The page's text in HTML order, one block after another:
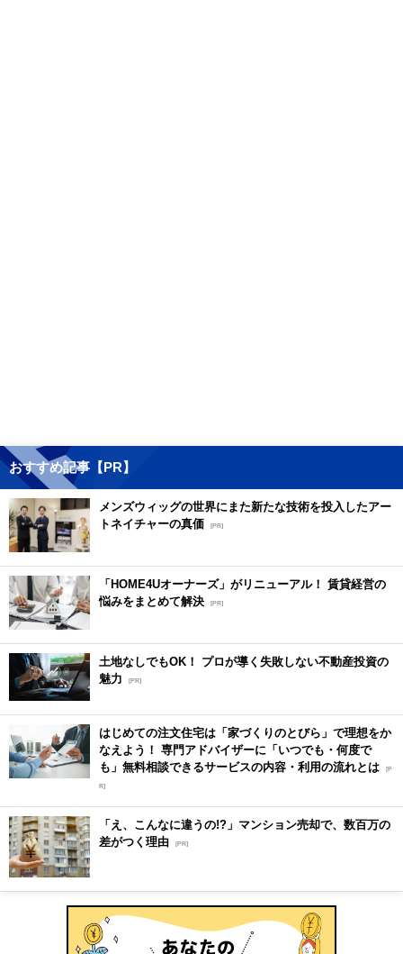
おすすめ記事【PR】
メンズウィッグの世界にまた新たな技術を投入したアー
トネイチャーの真価 [PR]
「HOME4Uオーナーズ」がリニューアル！ 賃貸経営の
悩みをまとめて解決 [PR]
土地なしでもOK！ プロが導く失敗しない不動産投資の
魅力
[PR]
はじめての注文住宅は「家づくりのとびら」で理想をか
なえよう！ 専門アドバイザーに「いつでも・何度で
も」無料相談できるサービスの内容・利用の流れとは [P
R]
「え、こんなに違うの!?」マンション売却で、数百万の
差がつく理由 [PR]